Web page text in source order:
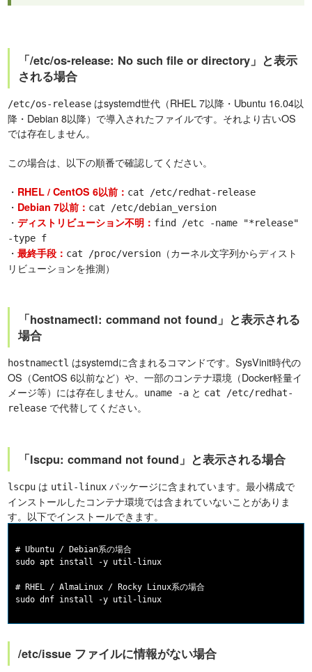
「/etc/os-release: No such file or directory」と表示
される場合
/etc/os-release はsystemd世代（RHEL 7以降・Ubuntu 16.04以
降・Debian 8以降）で導入されたファイルです。それより古いOS
では存在しません。
この場合は、以下の順番で確認してください。
・ RHEL / CentOS 6以前： cat /etc/redhat-release
・ Debian 7以前： cat /etc/debian_version
・ディストリビューション不明： find /etc -name "*release"
-type f
・最終手段： cat /proc/version （カーネル文字列からディスト
リビューションを推測）
「hostnamectl: command not found」と表示される
場合
hostnamectl はsystemdに含まれるコマンドです。SysVinit時代の
OS（CentOS 6以前など）や、一部のコンテナ環境（Docker軽量イ
メージ等）には存在しません。
uname -a と cat /etc/redhat-
release で代替してください。
「lscpu: command not found」と表示される場合
lscpu は util-linux パッケージに含まれています。最小構成で
インストールしたコンテナ環境では含まれていないことがありま
す。以下でインストールできます。
# Ubuntu / Debian系の場合
sudo apt install -y util-linux
# RHEL / AlmaLinux / Rocky Linux系の場合
/etc/issue ファイルに情報がない場合